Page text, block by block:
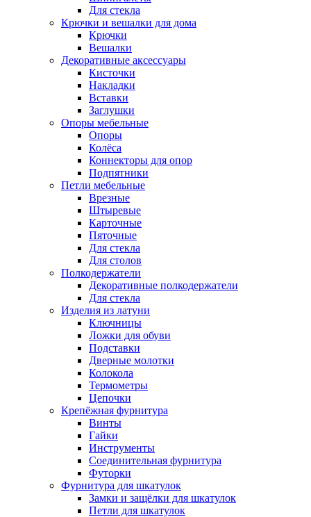
Для стекла
Крючки и вешалки для дома
Крючки
Вешалки
Декоративные аксессуары
Кисточки
Накладки
Вставки
Заглушки
Опоры мебельные
Опоры
Колёса
Коннекторы для опор
Подпятники
Петли мебельные
Врезные
Штыревые
Карточные
Пяточные
Для стекла
Для столов
Полкодержатели
Декоративные полкодержатели
Для стекла
Изделия из латуни
Ключницы
Ложки для обуви
Подставки
Дверные молотки
Колокола
Термометры
Цепочки
Крепёжная фурнитура
Винты
Гайки
Инструменты
Соединительная фурнитура
Футорки
Фурнитура для шкатулок
Замки и защёлки для шкатулок
Петли для шкатулок